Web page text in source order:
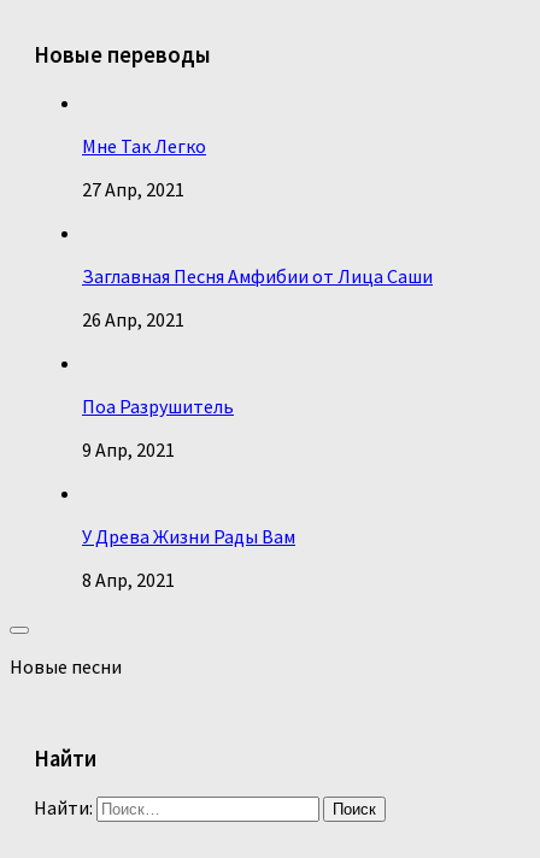
Новые переводы
Мне Так Легко
27 Апр, 2021
Заглавная Песня Амфибии от Лица Саши
26 Апр, 2021
Поа Разрушитель
9 Апр, 2021
У Древа Жизни Рады Вам
8 Апр, 2021
Новые песни
Найти
Найти: